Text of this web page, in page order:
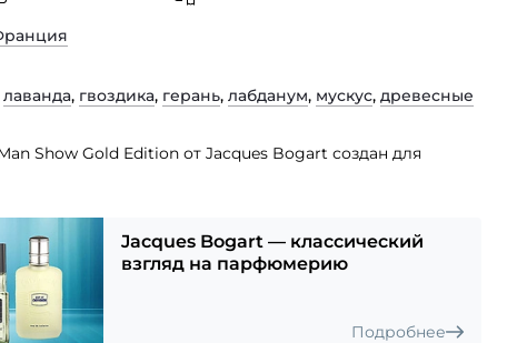
лаванда, гвоздика, герань, лабданум, мускус, древесные
Show Gold Edition от Jacques Bogart создан для
красное яблоко, зеленый анис, фиалка,
амбра и мускус.Jacques Bogart — классический
взгляд на парфюмерию
Подробнее